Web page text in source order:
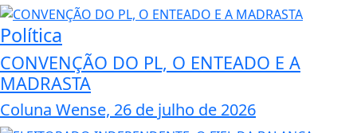
Política
CONVENÇÃO DO PL, O ENTEADO E A
MADRASTA
Coluna Wense, 26 de julho de 2026